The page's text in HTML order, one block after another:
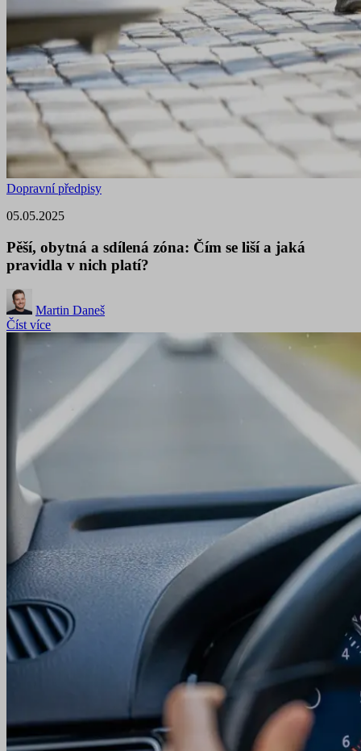
Dopravní předpisy
05.05.2025
Pěší, obytná a sdílená zóna: Čím se liší a jaká
pravidla v nich platí?
Martin Daneš
Číst více